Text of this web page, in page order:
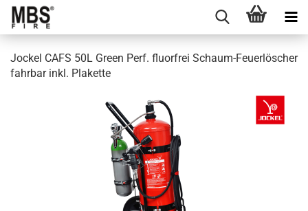
Jockel CAFS 50L Green Perf. fluorfrei Schaum-Feuerlöscher
fahrbar inkl. Plakette